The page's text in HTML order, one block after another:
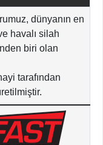
dünyanın en
havalı silah
biri olan
tarafından